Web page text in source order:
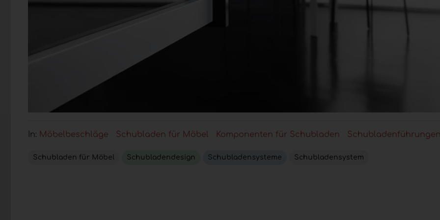
In: Möbelbeschläge Schubladen für Möbel Komponenten für Schubladen
Schubladen für Möbel Schubladendesign Schubladensysteme Schubladensystem